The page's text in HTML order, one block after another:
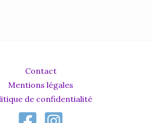
Contact
Mentions légales
de confidentialité